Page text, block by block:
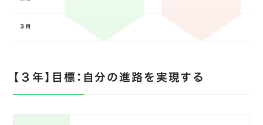
【３年】目標：自分の進路を実現する